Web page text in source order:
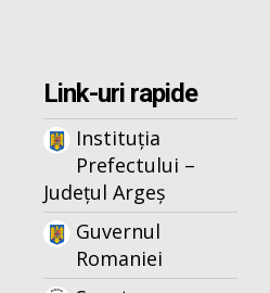
Link-uri rapide
Instituția
Prefectului –
Județul Argeș
Guvernul
Romaniei